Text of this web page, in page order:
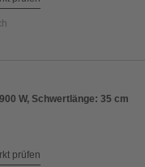
W, Schwertlänge: 35 cm
prüfen